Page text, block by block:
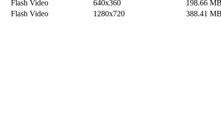
Flash Video
640x360
198.66
Flash Video
1280x720 388.41